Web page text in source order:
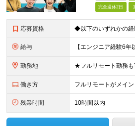
完全週休2日
応募資格
給与
勤務地
働き方 フルリモートがメイン
残業時間 10時間以内